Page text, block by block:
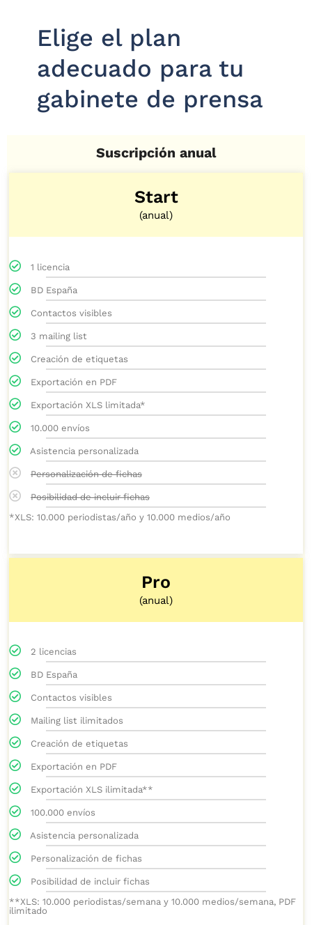
Elige el plan
adecuado para tu
gabinete de prensa​
Suscripción anual
Start
(anual)
1 licencia
BD España
Contactos visibles
3 mailing list
Creación de etiquetas
Exportación en PDF
Exportación XLS limitada*
10.000 envíos
Asistencia personalizada
Personalización de fichas
Posibilidad de incluir fichas
*XLS: 10.000 periodistas/año y 10.000 medios/año
Pro
(anual)
2 licencias
BD España
Contactos visibles
Mailing list ilimitados
Creación de etiquetas
Exportación en PDF
Exportación XLS ilimitada**
100.000 envíos
Asistencia personalizada
Personalización de fichas
Posibilidad de incluir fichas
**XLS: 10.000 periodistas/semana y 10.000 medios/semana, PDF
ilimitado